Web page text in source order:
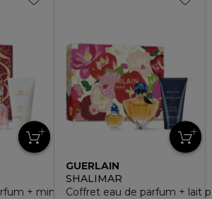
+ miniature + lait pour le corps
GUERLAIN
SHALIMAR
Coffret eau de parfum + lait